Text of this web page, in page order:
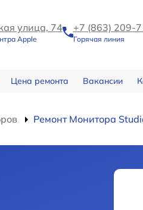
улица, 74
Apple
+7 (863) 209-
Горячая линия
Цена ремонта Вакансии
Ремонт Монитора